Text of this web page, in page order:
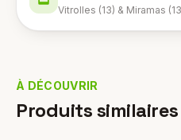
Vitrolles (13) & Miramas
À DÉCOUVRIR
Produits similaires